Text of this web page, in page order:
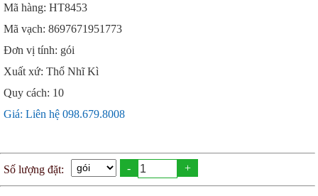
Mã hàng: HT8453
Mã vạch: 8697671951773
Đơn vị tính: gói
Xuất xứ: Thổ Nhĩ Kì
Quy cách: 10
Giá: Liên hệ 098.679.8008
Số lượng đặt: - +